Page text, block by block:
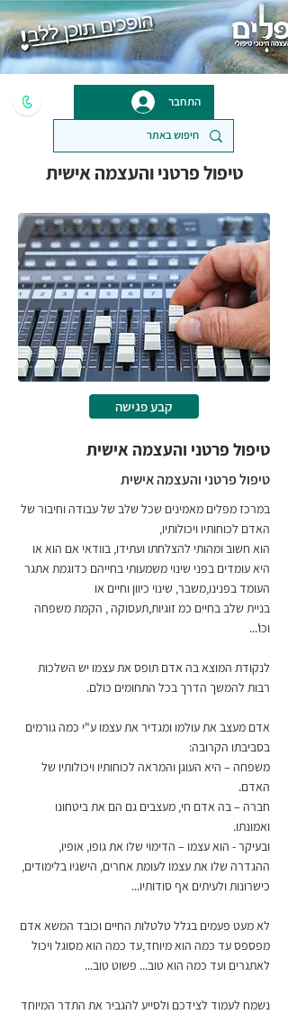
התחבר
טיפול פרטני והעצמה אישית
קבע פגישה
טיפול פרטני והעצמה אישית
טיפול פרטני והעצמה אישית
במרכז מפלים מאמינים שכל שלב של עבודה וחיבור של
האדם לכוחותיו ויכולותיו,
הוא חשוב ומהותי להצלחתו ועתידו, בוודאי אם הוא או
היא עומדים בפני שינוי משמעותי בחייהם כדוגמת אתגר
העומד בפנינו,משבר, שינוי כיוון וחיים או
בניית שלב בחיים כמ זוגיות,תעסוקה , הקמת משפחה
וכו'...
לנקודת המוצא בה אדם תופס את עצמו יש השלכות
רבות להמשך הדרך בכל התחומים כולם.
אדם מעצב את עולמו ומגדיר את עצמו ע"י כמה גורמים
בסביבתו הקרובה:
משפחה – היא העוגן והמראה לכוחותיו ויכולותיו של
האדם.
חברה – בה אדם חי, מעצבים גם הם את ביטחונו
ואמונתו.
ובעיקר - הוא עצמו – הדימוי שלו את גופו, אופיו,
ההגדרה שלו את עצמו לעומת אחרים, הישגיו בלימודים,
כישרונות ולעיתים אף סודותיו...
לא מעט פעמים בגלל טלטלות החיים וכובד המשא אדם
מפספס עד כמה הוא מיוחד,עד כמה הוא מסוגל ויכול
לאתגרים ועד כמה הוא טוב... פשוט טוב...
נשמח לעמוד לצידכם ולסייע להגביר את התדר המיוחד